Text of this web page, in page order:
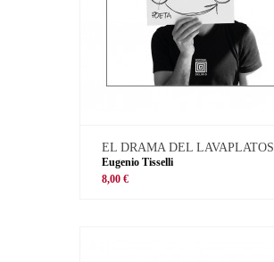
EL DRAMA DEL LAVAPLATOS
Eugenio Tisselli
8,00 €